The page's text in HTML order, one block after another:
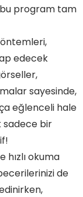
program tam
edecek
sayesinde,
eğlenceli hale
sadece bir
hızlı okuma
de
Başarıyı
Erişim
Okuma